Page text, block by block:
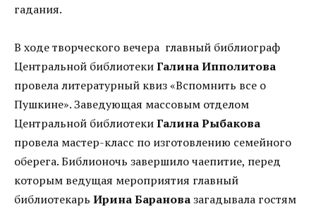
гадания.
В ходе творческого вечера главный библиограф
Центральной библиотекиГалина Ипполитова
провела литературный квиз «Вспомнить все о
Пушкине». Заведующая массовым отделом
Центральной библиотекиГалина Рыбакова
провела мастер-класс по изготовлению семейного
оберега. Библионочь завершило чаепитие, перед
которым ведущая мероприятия главный
библиотекарь Ирина Барановазагадывала гостям